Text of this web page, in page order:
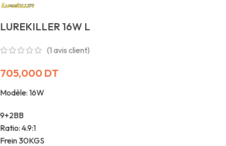
LUREKILLER 16W L
(1 avis client)
705,000 DT
Modèle: 16W
9+2BB
Ratio: 4.9:1
Frein 30KGS